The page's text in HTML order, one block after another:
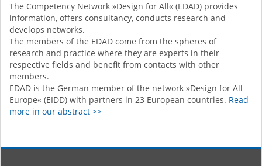
The Competency Network »Design for All« (EDAD) provides
information, offers consultancy, conducts research and
develops networks.
The members of the EDAD come from the spheres of
research and practice where they are experts in their
respective fields and benefit from contacts with other
members.
EDAD is the German member of the network »Design for All
Europe« (EIDD) with partners in 23 European countries. Read
more in our abstract >>